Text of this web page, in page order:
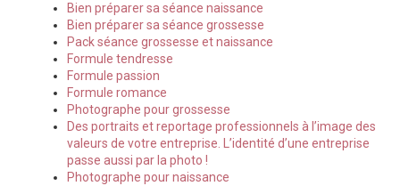
Bien préparer sa séance naissance
Bien préparer sa séance grossesse
Pack séance grossesse et naissance
Formule tendresse
Formule passion
Formule romance
Photographe pour grossesse
Des portraits et reportage professionnels à l’image des
valeurs de votre entreprise. L’identité d’une entreprise
passe aussi par la photo !
Photographe pour naissance